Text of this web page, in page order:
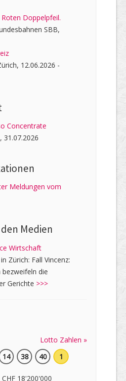
Doppelpfeil.
SBB,
12.06.2026 -
Concentrate
31.07.2026
Meldungen vom
Medien
Zürich: Fall Vincenz:
die
Gerichte >>>
Lotto Zahlen »
14 38 40 1
18'200'000